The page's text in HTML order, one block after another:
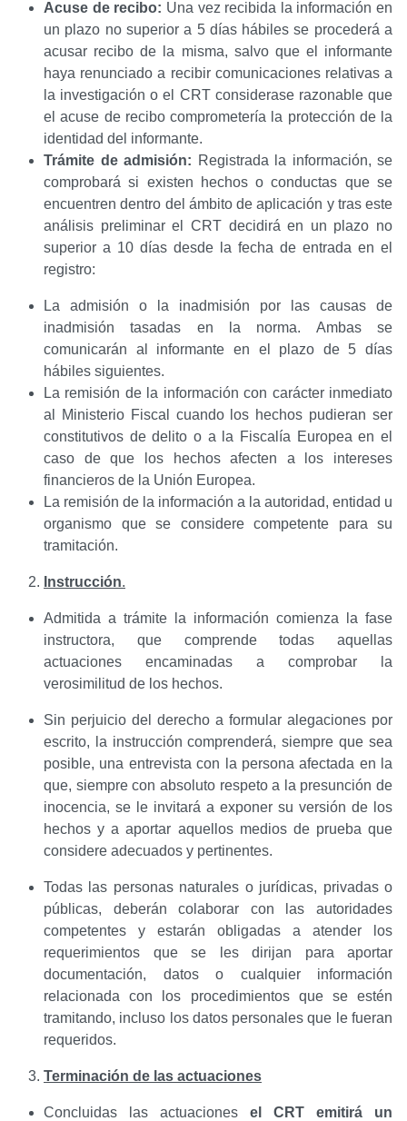
Acuse de recibo: Una vez recibida la información en
un plazo no superior a 5 días hábiles se procederá a
acusar recibo de la misma, salvo que el informante
haya renunciado a recibir comunicaciones relativas a
la investigación o el CRT considerase razonable que
el acuse de recibo comprometería la protección de la
identidad del informante.
Trámite de admisión: Registrada la información, se
comprobará si existen hechos o conductas que se
encuentren dentro del ámbito de aplicación y tras este
análisis preliminar el CRT decidirá en un plazo no
superior a 10 días desde la fecha de entrada en el
registro:
La admisión o la inadmisión por las causas de
inadmisión tasadas en la norma. Ambas se
comunicarán al informante en el plazo de 5 días
hábiles siguientes.
La remisión de la información con carácter inmediato
al Ministerio Fiscal cuando los hechos pudieran ser
constitutivos de delito o a la Fiscalía Europea en el
caso de que los hechos afecten a los intereses
financieros de la Unión Europea.
La remisión de la información a la autoridad, entidad u
organismo que se considere competente para su
tramitación.
Instrucción.
Admitida a trámite la información comienza la fase
instructora, que comprende todas aquellas
actuaciones encaminadas a comprobar la
verosimilitud de los hechos.
Sin perjuicio del derecho a formular alegaciones por
escrito, la instrucción comprenderá, siempre que sea
posible, una entrevista con la persona afectada en la
que, siempre con absoluto respeto a la presunción de
inocencia, se le invitará a exponer su versión de los
hechos y a aportar aquellos medios de prueba que
considere adecuados y pertinentes.
Todas las personas naturales o jurídicas, privadas o
públicas, deberán colaborar con las autoridades
competentes y estarán obligadas a atender los
requerimientos que se les dirijan para aportar
documentación, datos o cualquier información
relacionada con los procedimientos que se estén
tramitando, incluso los datos personales que le fueran
requeridos.
Terminación de las actuaciones
Concluidas las actuaciones el CRT emitirá un